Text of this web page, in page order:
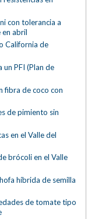
con tolerancia a
abril
California de
PFI (Plan de
fibra de coco con
de pimiento sin
en el Valle del
brócoli en el Valle
híbrida de semilla
de tomate tipo